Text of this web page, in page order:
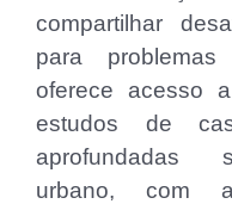
compartilhar
para
oferece acesso
estudos de
aprofundadas
urbano, com